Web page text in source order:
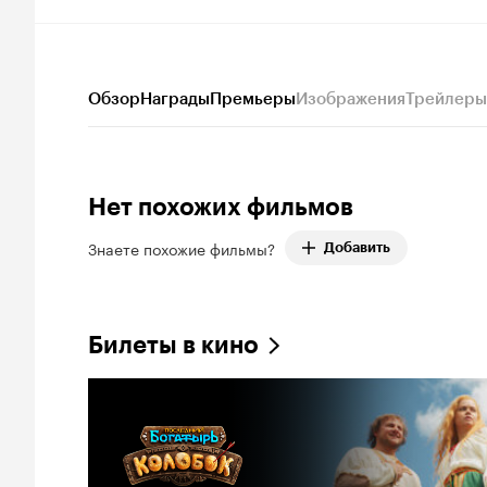
ОбзорНаградыПремьерыИзображенияТрейлеры
Нет похожих фильмов
Знаете похожие фильмы? Добавить
Билеты в кино